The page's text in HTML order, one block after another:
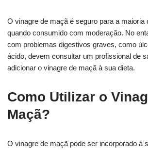
O vinagre de maçã é seguro para a maioria
quando consumido com moderação. No
com problemas digestivos graves, como
ácido, devem consultar um profissional de
adicionar o vinagre de maçã à sua dieta.
Como Utilizar o
Maçã?
O vinagre de maçã pode ser incorporado à